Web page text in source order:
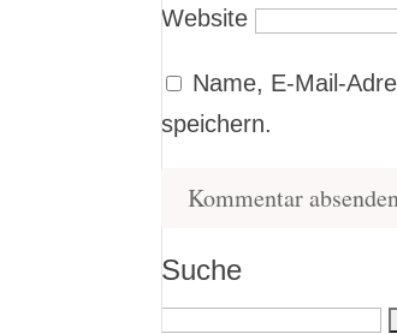
Website
Name, E-Mail-
speichern.
Suche
Suchen